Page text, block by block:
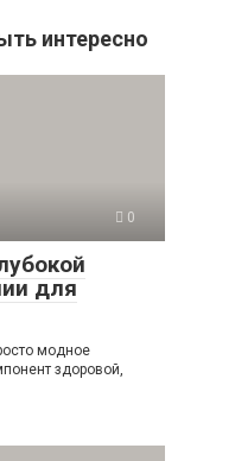
интересно
0
для
модное
здоровой,